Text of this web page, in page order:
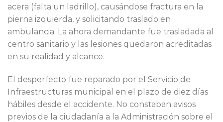
acera (falta un ladrillo), causándose fractura en la
pierna izquierda, y solicitando traslado en
ambulancia. La ahora demandante fue trasladada al
centro sanitario y las lesiones quedaron acreditadas
en su realidad y alcance.
El desperfecto fue reparado por el Servicio de
Infraestructuras municipal en el plazo de diez días
hábiles desde el accidente. No constaban avisos
previos de la ciudadanía a la Administración sobre el